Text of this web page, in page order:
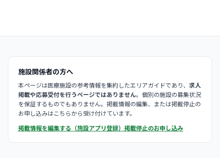
施設関係者の方へ
本ページは医療施設の参考情報を集約したエリアガイドであり、 求人
掲載や応募受付を行うページではありません。個別の施設の募集状況
を保証するものでもありません。掲載情報の編集、または掲載停止の
お申し込みはこちらから受け付けています。
掲載情報を編集する（施設アプリ登録） 掲載停止のお申し込み